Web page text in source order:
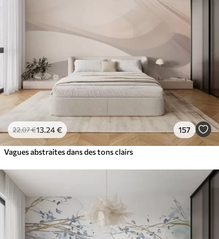
22.07€13 .24€ 157
Vagues abstraites dans des tons clairs